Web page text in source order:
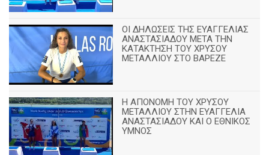
ΟΙ ΔΗΛΩΣΕΙΣ ΤΗΣ ΕΥΑΓΓΕΛΙΑΣ
ΑΝΑΣΤΑΣΙΑΔΟΥ ΜΕΤΑ ΤΗΝ
ΚΑΤΑΚΤΗΣΗ ΤΟΥ ΧΡΥΣΟΥ
ΜΕΤΑΛΛΙΟΥ ΣΤΟ ΒΑΡΕΖΕ
Η ΑΠΟΝΟΜΗ ΤΟΥ ΧΡΥΣΟΥ
ΜΕΤΑΛΛΙΟΥ ΣΤΗΝ ΕΥΑΓΓΕΛΙΑ
ΑΝΑΣΤΑΣΙΑΔΟΥ ΚΑΙ Ο ΕΘΝΙΚΟΣ
ΥΜΝΟΣ